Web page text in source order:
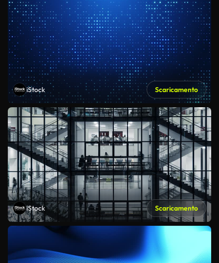
iStock Scaricamento
iStock Scaricamento